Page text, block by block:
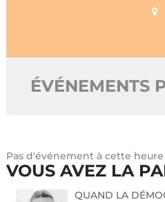
ÉVÉNEMENTS
Pas d'événement à cette heure
VOUS AVEZ LA
QUAND LA